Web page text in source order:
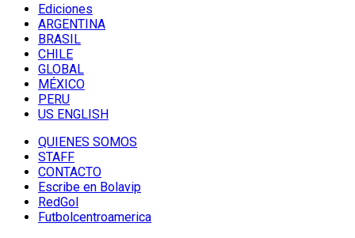
Ediciones
ARGENTINA
BRASIL
CHILE
GLOBAL
MÉXICO
PERU
US ENGLISH
QUIENES SOMOS
STAFF
CONTACTO
Escribe en Bolavip
RedGol
Futbolcentroamerica